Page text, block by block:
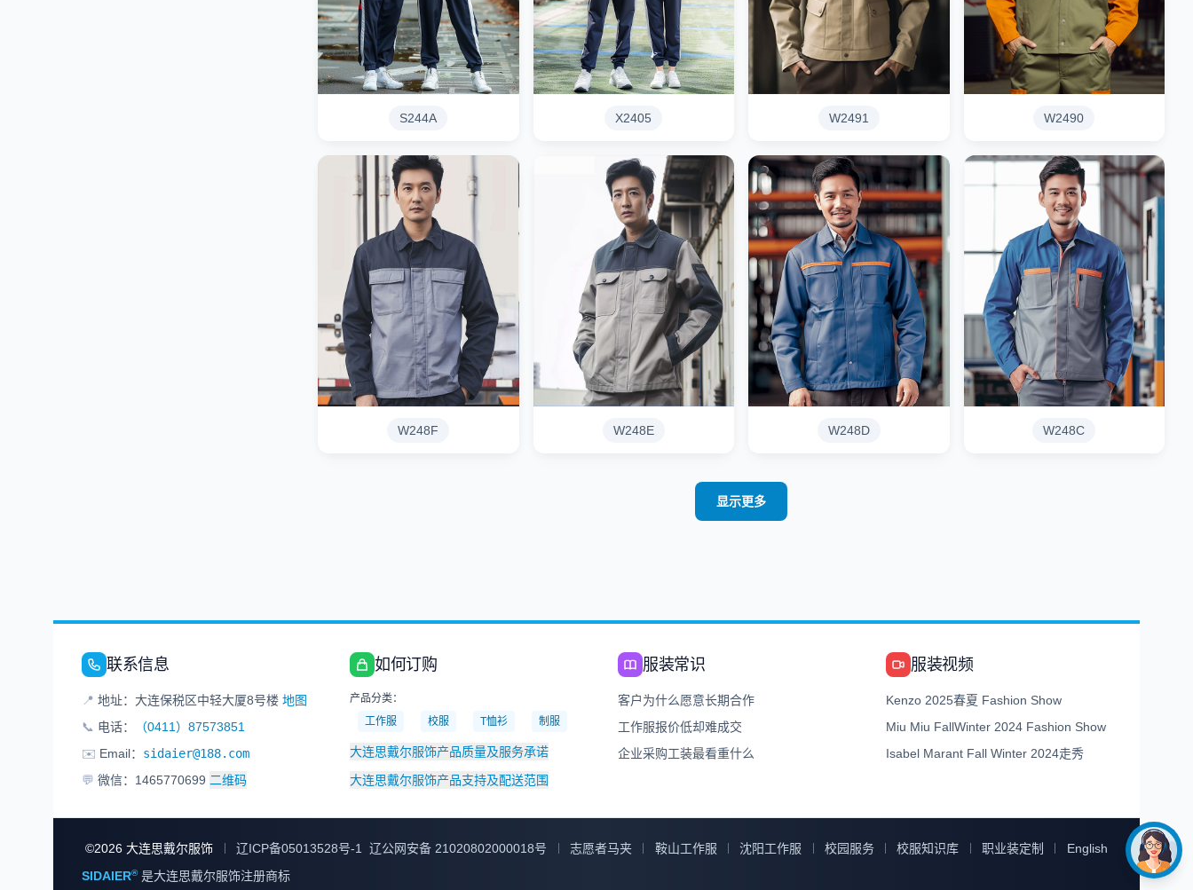
S244A X2405 W2491 W2490
W248F W248E W248D W248C
显示更多
联系信息
📍 地址：大连保税区中轻大厦8号楼 地图
📞 电话：
（0411）87573851
✉️ Email： sidaier@188.com
💬 微信：1465770699 二维码
如何订购
产品分类：
工作服
校服 T恤衫 制服
大连思戴尔服饰产品质量及服务承诺
大连思戴尔服饰产品支持及配送范围
服装常识
客户为什么愿意长期合作
工作服报价低却难成交
企业采购工装最看重什么
服装视频
Kenzo 2025春夏 Fashion Show
Miu Miu FallWinter 2024 Fashion Show
Isabel Marant Fall Winter 2024走秀
©2026 大连思戴尔服饰 辽ICP备05013528号-1 辽公网安备 21020802000018号 志愿者马夹 鞍山工作服 沈阳工作服 校园服务 校服知识库 职业装定制
English
SIDAIER®是大连思戴尔服饰注册商标